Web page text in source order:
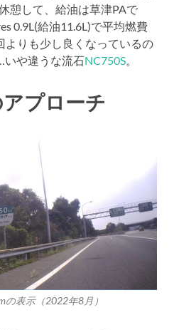
憩して、給油は草津PAで
0.9L(給油11.6L)で平均燃費
よりも少し良くなっているの
いや違うな流石NC750S。
プローチ
の表示（2022年8月）